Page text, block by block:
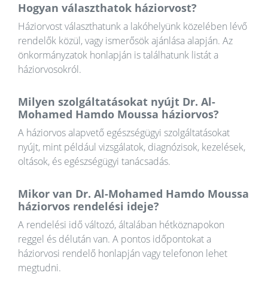
Hogyan választhatok háziorvost?
Háziorvost választhatunk a lakóhelyünk közelében lévő
rendelők közül, vagy ismerősök ajánlása alapján. Az
önkormányzatok honlapján is találhatunk listát a
háziorvosokról.
Milyen szolgáltatásokat nyújt Dr. Al-
Mohamed Hamdo Moussa háziorvos?
A háziorvos alapvető egészségügyi szolgáltatásokat
nyújt, mint például vizsgálatok, diagnózisok, kezelések,
oltások, és egészségügyi tanácsadás.
Mikor van Dr. Al-Mohamed Hamdo Moussa
háziorvos rendelési ideje?
A rendelési idő változó, általában hétköznapokon
reggel és délután van. A pontos időpontokat a
háziorvosi rendelő honlapján vagy telefonon lehet
megtudni.